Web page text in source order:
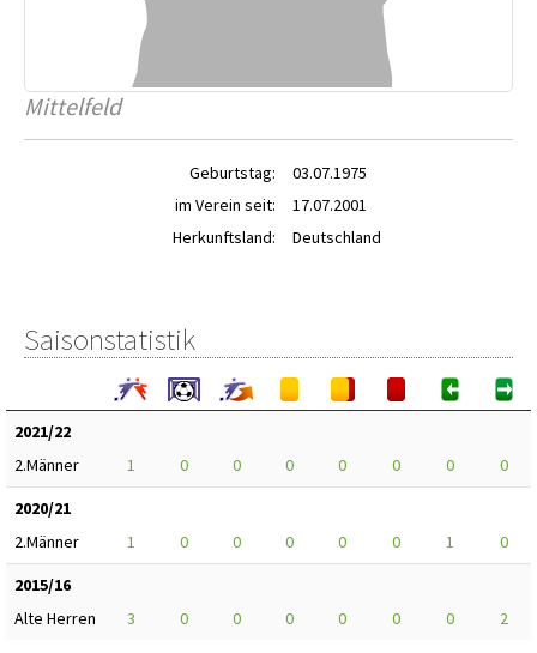
Mittelfeld
Geburtstag:
03.07.1975
im Verein seit:
17.07.2001
Herkunftsland:
Deutschland
Saisonstatistik
2021/22
2.Männer
1 0 0 0 0 0 0
0
2020/21
2.Männer
1 0 0 0 0 0 1
0
2015/16
Alte Herren
3 0 0 0 0 0 0 2